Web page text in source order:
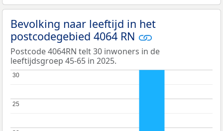
Bevolking naar leeftijd in het
postcodegebied 4064 RN
Postcode 4064RN telt 30 inwoners in de
leeftijdsgroep 45-65 in 2025.
25
25
30
30